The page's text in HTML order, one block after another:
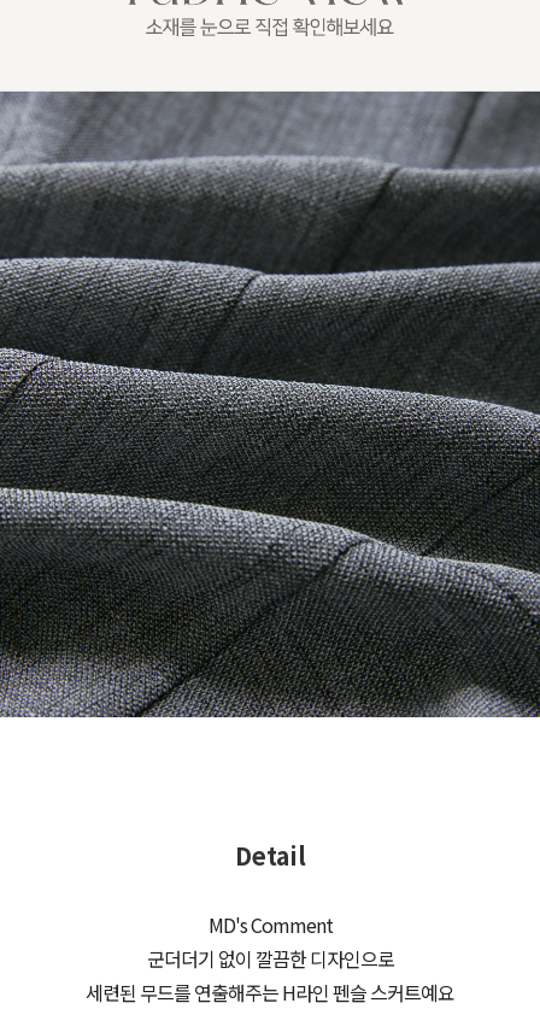
Detail
MD's Comment
군더더기 없이 깔끔한 디자인으로
세련된 무드를 연출해주는 H라인 펜슬 스커트예요